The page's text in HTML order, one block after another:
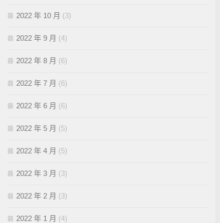
2022 年 10 月 (3)
2022 年 9 月 (4)
2022 年 8 月 (6)
2022 年 7 月 (6)
2022 年 6 月 (6)
2022 年 5 月 (5)
2022 年 4 月 (5)
2022 年 3 月 (3)
2022 年 2 月 (3)
2022 年 1 月 (4)